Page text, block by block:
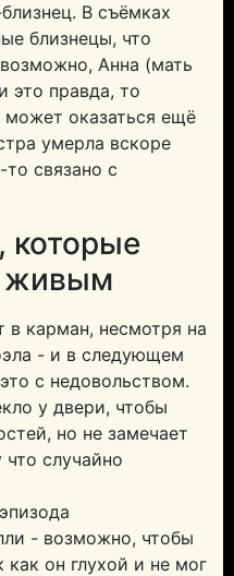
В съёмках
близнецы, что
Анна (мать
это правда, то
оказаться ещё
умерла вскоре
связано с
которые
живым
в карман, несмотря на
- и в следующем
с недовольством.
у двери, чтобы
но не замечает
случайно
- возможно, чтобы
как он глухой и не мог